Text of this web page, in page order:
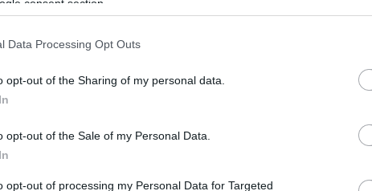
consent section.
Data Processing Opt Outs
opt-out of the Sharing of my personal data.
opt-out of the Sale of my Personal Data.
opt-out of processing my Personal Data for Targeted
1 h 40 Minutes environ